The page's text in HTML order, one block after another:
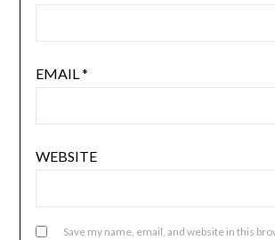
EMAIL *
WEBSITE
Save my name, email, and website in this